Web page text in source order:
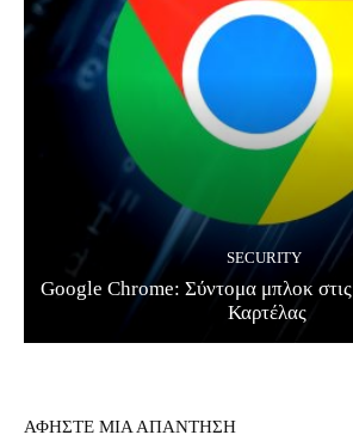
SECURITY
Google Chrome: Σύντομα μπλοκ στις
Καρτέλας
ΑΦΗΣΤΕ ΜΙΑ ΑΠΑΝΤΗΣΗ